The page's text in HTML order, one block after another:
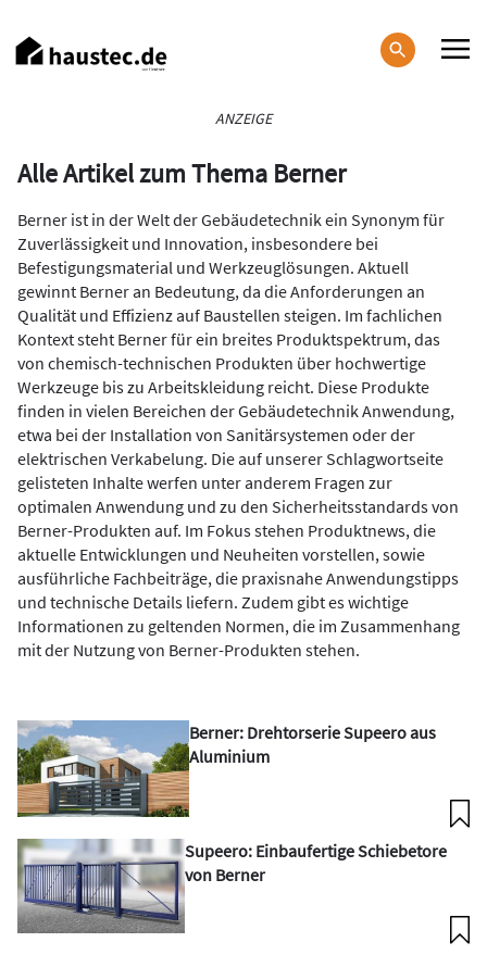
zum
Inhalt
ANZEIGE
Alle Artikel zum Thema Berner
Berner ist in der Welt der Gebäudetechnik ein Synonym für
Zuverlässigkeit und Innovation, insbesondere bei
Befestigungsmaterial und Werkzeuglösungen. Aktuell
gewinnt Berner an Bedeutung, da die Anforderungen an
Qualität und Effizienz auf Baustellen steigen. Im fachlichen
Kontext steht Berner für ein breites Produktspektrum, das
von chemisch-technischen Produkten über hochwertige
Werkzeuge bis zu Arbeitskleidung reicht. Diese Produkte
finden in vielen Bereichen der Gebäudetechnik Anwendung,
etwa bei der Installation von Sanitärsystemen oder der
elektrischen Verkabelung. Die auf unserer Schlagwortseite
gelisteten Inhalte werfen unter anderem Fragen zur
optimalen Anwendung und zu den Sicherheitsstandards von
Berner-Produkten auf. Im Fokus stehen Produktnews, die
aktuelle Entwicklungen und Neuheiten vorstellen, sowie
ausführliche Fachbeiträge, die praxisnahe Anwendungstipps
und technische Details liefern. Zudem gibt es wichtige
Informationen zu geltenden Normen, die im Zusammenhang
mit der Nutzung von Berner-Produkten stehen.
Berner: Drehtorserie Supeero aus
Aluminium
Supeero: Einbaufertige Schiebetore
von Berner